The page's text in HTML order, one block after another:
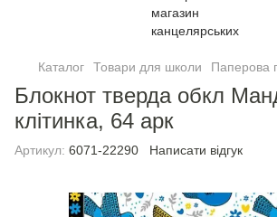
Каталог Товари для школи Паперова
Блокнот тверда обкл
клітинка, 64 арк
Артикул: 6071-22290 Написати відгук